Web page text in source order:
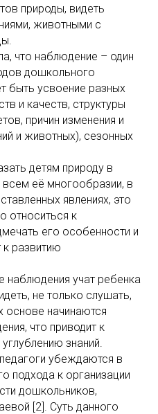
природы, видеть
животными с
что наблюдение – один
дошкольного
быть усвоение разных
и качеств, структуры
причин изменения и
и животных), сезонных
детям природу в
всем её многообразии, в
явлениях, это
относиться к
его особенности и
к развитию
наблюдения учат ребенка
не только слушать,
основе начинаются
что приводит к
знаний.
убеждаются в
подхода к организации
дошкольников,
[2]. Суть данного